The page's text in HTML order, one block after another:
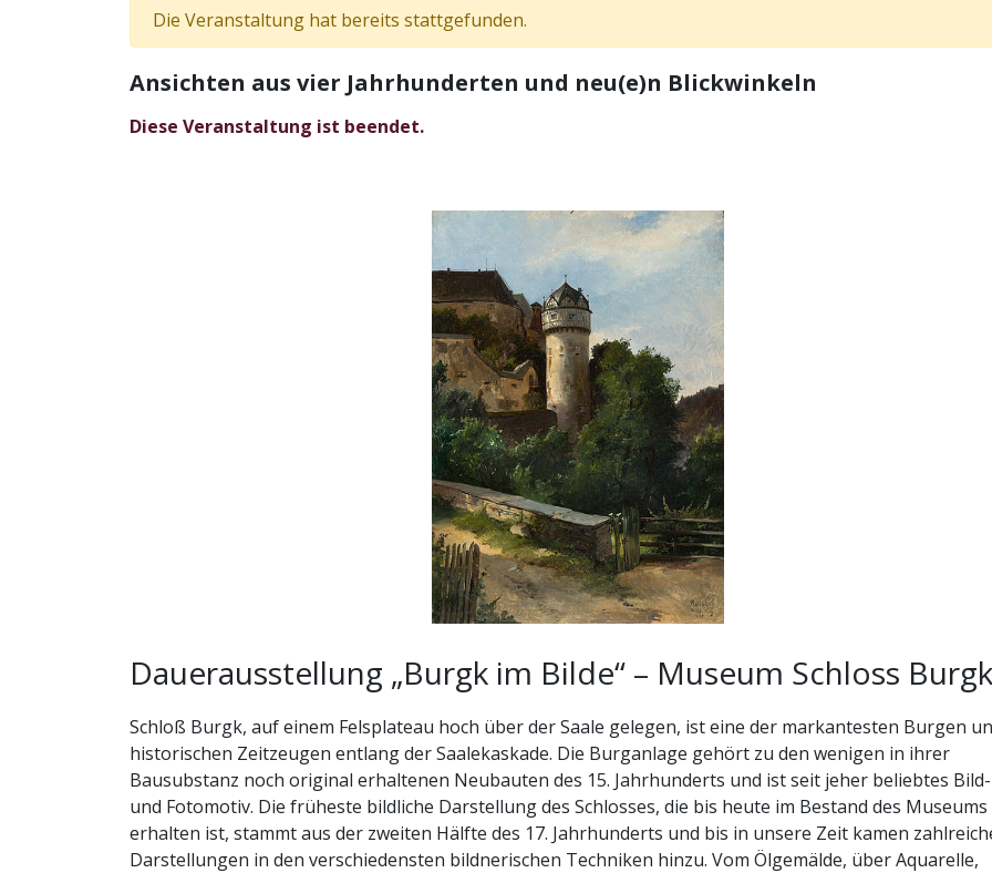
Die Veranstaltung hat bereits stattgefunden.
Ansichten aus vier Jahrhunderten und neu(e)n Blickwinkeln
Diese Veranstaltung ist beendet.
Dauerausstellung „Burgk im Bilde“ – Museum Schloss Burgk
Schloß Burgk, auf einem Felsplateau hoch über der Saale gelegen, ist eine der markantesten Burgen
historischen Zeitzeugen entlang der Saalekaskade. Die Burganlage gehört zu den wenigen in ihrer
Bausubstanz noch original erhaltenen Neubauten des 15. Jahrhunderts und ist seit jeher beliebtes Bild-
und Fotomotiv. Die früheste bildliche Darstellung des Schlosses, die bis heute im Bestand des Museums
erhalten ist, stammt aus der zweiten Hälfte des 17. Jahrhunderts und bis in unsere Zeit kamen
Darstellungen in den verschiedensten bildnerischen Techniken hinzu. Vom Ölgemälde, über Aquarelle,